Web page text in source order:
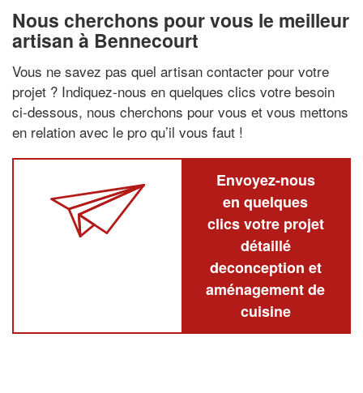
Nous cherchons pour vous le meilleur
artisan à Bennecourt
Vous ne savez pas quel artisan contacter pour votre
projet ? Indiquez-nous en quelques clics votre besoin
ci-dessous, nous cherchons pour vous et vous mettons
en relation avec le pro qu’il vous faut !
Envoyez-nous
en quelques
clics votre projet
détaillé
deconception et
aménagement de
cuisine